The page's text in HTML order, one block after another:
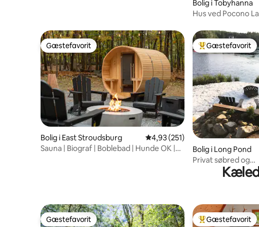
Bolig i Tobyhanna
Hus ved Pocono
Gæstefavorit
Gæstefavorit
Bolig i East Stroudsburg 4,93 ud af 5 i gennemsnitlig
4,93 (251)
Sauna | Biograf | Boblebad | Hunde OK |
Bedste
Gæstefavorit
Bolig i Long Pond
Privat søbred og
Gæstefavorit
Gæstefavorit Bedste
Gæstefavorit